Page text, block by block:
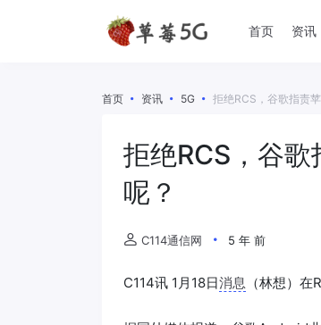
首页 资讯
首页 资讯 5G 拒绝RCS，谷歌指责
拒绝RCS，谷歌
呢？
C114通信网 5 年 前
C114讯 1月18日消息 （林想）